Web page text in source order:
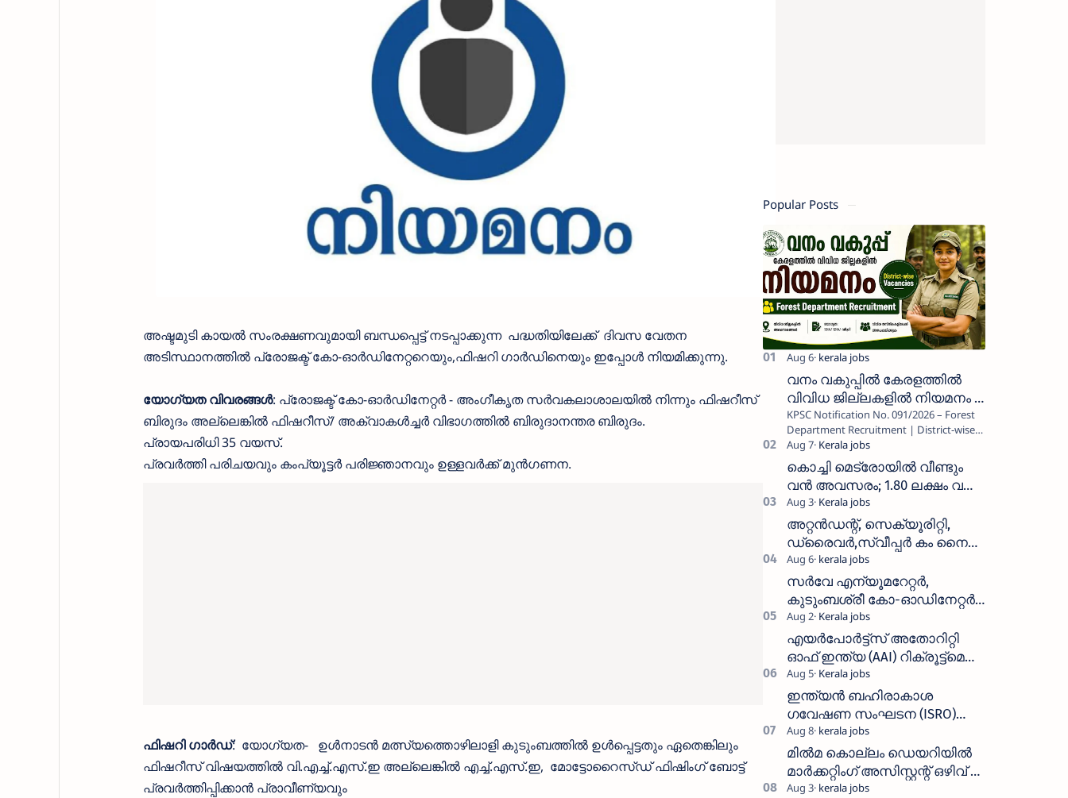
അഷ്ടമുടി കായല്‍ സംരക്ഷണവുമായി ബന്ധപ്പെട്ട് നടപ്പാക്കുന്ന പദ്ധതിയിലേക്ക് ദിവസ വേതന
അടിസ്ഥാനത്തില്‍ പ്രോജക്ട് കോ-ഓര്‍ഡിനേറ്ററെയും,ഫിഷറി ഗാര്‍ഡിനെയും ഇപ്പോൾ നിയമിക്കുന്നു.
യോഗ്യത വിവരങ്ങൾ: പ്രോജക്ട് കോ-ഓര്‍ഡിനേറ്റര്‍ - അംഗീകൃത സര്‍വകലാശാലയില്‍ നിന്നും ഫിഷറീസ്
ബിരുദം അല്ലെങ്കില്‍ ഫിഷറീസ്/ അക്വാകള്‍ച്ചര്‍ വിഭാഗത്തില്‍ ബിരുദാനന്തര ബിരുദം.
പ്രായപരിധി 35 വയസ്.
പ്രവര്‍ത്തി പരിചയവും കംപ്യൂട്ടര്‍ പരിജ്ഞാനവും ഉള്ളവര്‍ക്ക് മുന്‍ഗണന.
ഫിഷറി ഗാര്‍ഡ്: യോഗ്യത- ഉള്‍നാടന്‍ മത്സ്യത്തൊഴിലാളി കുടുംബത്തില്‍ ഉള്‍പ്പെട്ടതും ഏതെങ്കിലും
ഫിഷറീസ് വിഷയത്തില്‍ വി.എച്ച്.എസ്.ഇ അല്ലെങ്കില്‍ എച്ച്.എസ്.ഇ, മോട്ടോറൈസ്ഡ് ഫിഷിംഗ് ബോട്ട്
പ്രവര്‍ത്തിപ്പിക്കാന്‍ പ്രാവീണ്യവും
Popular Posts
വനം വകുപ്പിൽ കേരളത്തിൽ
വിവിധ ജില്ലകളിൽ നിയമനം _
Forest Department Recruitment |
District-wise Vacancies
KPSC Notification No. 091/2026 – Forest
Department Recruitment | District-wise
Vacancies പത്തനംതിട്ട, ഇടുക്കി,
എറണാകുളം, തൃശൂർ, പാലക്കാട്…
കൊച്ചി മെട്രോയിൽ വീണ്ടും
വൻ അവസരം; 1.80 ലക്ഷം വരെ
ശമ്പളം വാങ്ങാം, യോഗ്യത
അറിയാം
അറ്റൻഡന്റ്, സെക്യൂരിറ്റി,
ഡ്രൈവർ,സ്വീപ്പർ കം നൈറ്റ്
വാച്ച്മാൻ തുടങ്ങി നിരവധി
ഒഴിവുകൾ
സർവേ എന്യൂമറേറ്റർ,
കുടുംബശ്രീ കോ-ഓഡിനേറ്റർ,
ആശ വർക്കർ ഒഴിവുകളിൽ
അപേക്ഷിക്കാം
എയർപോർട്ട്സ് അതോറിറ്റി
ഓഫ് ഇന്ത്യ (AAI) റിക്രൂട്ട്മെന്റ്
2026: 800+ ഒഴിവുകൾ,
അപേക്ഷിക്കാനുള്ള അവസാന
തീയതി സെപ്റ്റംബർ 7
ഇന്ത്യൻ ബഹിരാകാശ
ഗവേഷണ സംഘടന (ISRO)
ICRB യിൽ ജോലി അവസരം
:ശമ്പളം 25, 500 രൂപ മുതൽ
മിൽമ കൊല്ലം ഡെയറിയിൽ
മാർക്കറ്റിംഗ് അസിസ്റ്റന്റ് ഒഴിവ് –
വാക്ക് ഇൻ ഇന്റർവ്യൂ ഓഗസ്റ്റ്